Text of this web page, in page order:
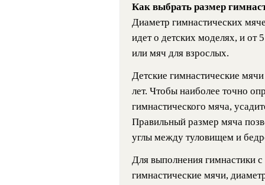
Как выбрать размер
Диаметр гимнастических
идет о детских моделях, и от
или мяч для взрослых.
Детские гимнастические
лет. Чтобы наиболее точно
гимнастического мяча,
Правильный размер мяча
углы между туловищем и
Для выполнения гимнастики
гимнастические мячи,